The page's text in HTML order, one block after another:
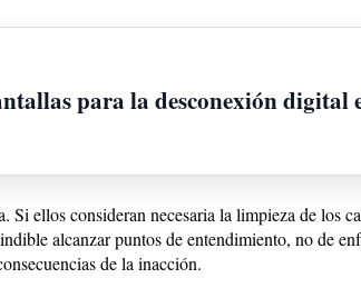
para la desconexión digital
ellos consideran necesaria la limpieza de los
alcanzar puntos de entendimiento, no de
de la inacción.